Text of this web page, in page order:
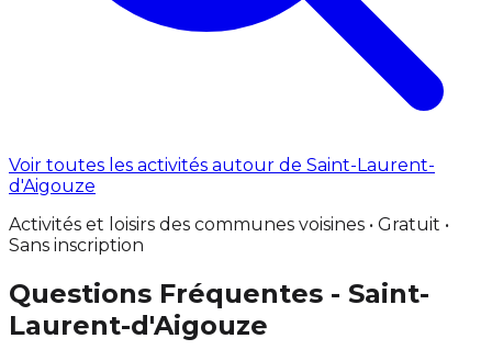
Voir toutes les activités autour de Saint-Laurent-
d'Aigouze
Activités et loisirs des communes voisines • Gratuit •
Sans inscription
Questions Fréquentes - Saint-
Laurent-d'Aigouze